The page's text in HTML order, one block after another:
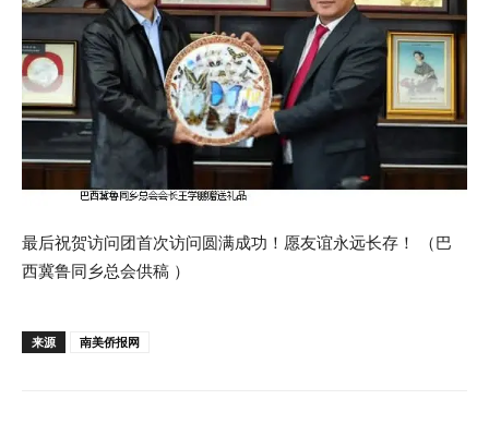
最后祝贺访问团首次访问圆满成功！愿友谊永远长存！ （巴
西冀鲁同乡总会供稿 ）
来源 南美侨报网